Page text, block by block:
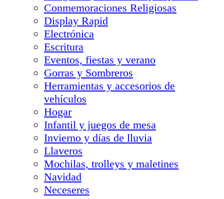
Conmemoraciones Religiosas
Display Rapid
Electrónica
Escritura
Eventos, fiestas y verano
Gorras y Sombreros
Herramientas y accesorios de
vehículos
Hogar
Infantil y juegos de mesa
Invierno y días de lluvia
Llaveros
Mochilas, trolleys y maletines
Navidad
Neceseres